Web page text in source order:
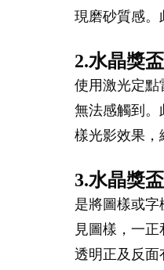
現磨砂質感。
2.水晶獎
使用激光定點
無法感觸到。
樣光影效果，
3.水晶獎
是將圖樣或
見圖樣，一
透明正及反面